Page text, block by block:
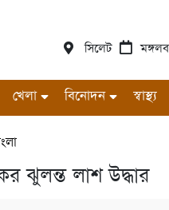
সিলেট
খেলা বিনোদন স্বাস্থ্য
ঝুলন্ত লাশ উদ্ধার